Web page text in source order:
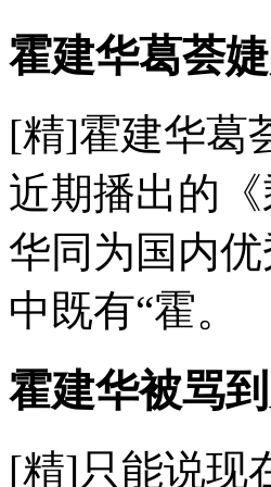
霍建华葛荟
[精]霍建华葛
近期播出的
华同为国内
中既有“霍。
霍建华被骂
[精]只能说现